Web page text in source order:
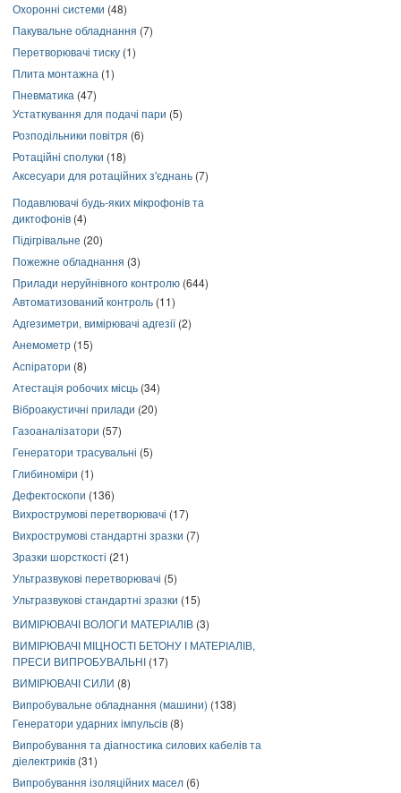
Охоронні системи (48)
Пакувальне обладнання (7)
Перетворювачі тиску (1)
Плита монтажна (1)
Пневматика (47)
Устаткування для подачі пари (5)
Розподільники повітря (6)
Ротаційні сполуки (18)
Аксесуари для ротаційних з'єднань (7)
Подавлювачі будь-яких мікрофонів та
диктофонів (4)
Підігрівальне (20)
Пожежне обладнання (3)
Прилади неруйнівного контролю (644)
Автоматизований контроль (11)
Адгезиметри, вимірювачі адгезії(2)
Анемометр (15)
Аспіратори (8)
Атестація робочих місць (34)
Віброакустичні прилади (20)
Газоаналізатори (57)
Генератори трасувальні (5)
Глибиноміри (1)
Дефектоскопи (136)
Вихрострумові перетворювачі (17)
Вихрострумові стандартні зразки (7)
Зразки шорсткості (21)
Ультразвукові перетворювачі (5)
Ультразвукові стандартні зразки (15)
ВИМІРЮВАЧІ ВОЛОГИ МАТЕРІАЛІВ (3)
ВИМІРЮВАЧІ МІЦНОСТІ БЕТОНУ І МАТЕРІАЛІВ,
ПРЕСИ ВИПРОБУВАЛЬНІ (17)
ВИМІРЮВАЧІ СИЛИ (8)
Випробувальне обладнання (машини) (138)
Генератори ударних імпульсів (8)
Випробування та діагностика силових кабелів та
діелектриків (31)
Випробування ізоляційних масел (6)